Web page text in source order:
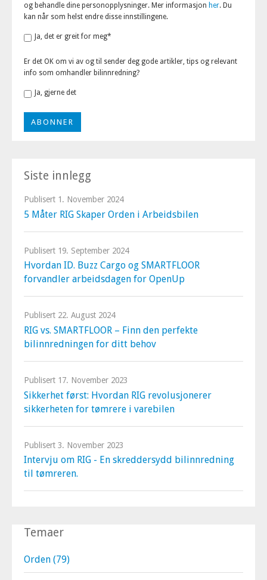
og behandle dine personopplysninger. Mer informasjon her. Du
kan når som helst endre disse innstillingene.
Ja, det er greit for meg*
Er det OK om vi av og til sender deg gode artikler, tips og relevant
info som omhandler bilinnredning?
Ja, gjerne det
Siste innlegg
5 Måter RIG Skaper Orden i Arbeidsbilen
Publisert 1. November 2024
Hvordan ID. Buzz Cargo og SMARTFLOOR
forvandler arbeidsdagen for OpenUp
Publisert 19. September 2024
RIG vs. SMARTFLOOR – Finn den perfekte
bilinnredningen for ditt behov
Publisert 22. August 2024
Sikkerhet først: Hvordan RIG revolusjonerer
sikkerheten for tømrere i varebilen
Publisert 17. November 2023
Intervju om RIG - En skreddersydd bilinnredning
til tømreren.
Publisert 3. November 2023
Temaer
Orden (79)